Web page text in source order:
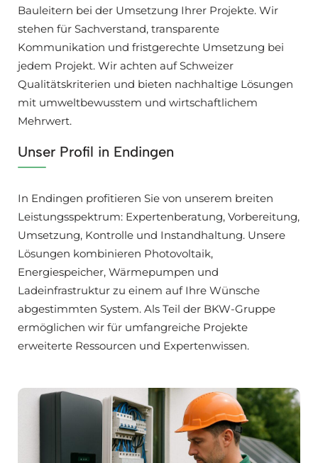
Bauleitern bei der Umsetzung Ihrer Projekte. Wir
stehen für Sachverstand, transparente
Kommunikation und fristgerechte Umsetzung bei
jedem Projekt. Wir achten auf Schweizer
Qualitätskriterien und bieten nachhaltige Lösungen
mit umweltbewusstem und wirtschaftlichem
Mehrwert.
Unser Profil in Endingen
In Endingen profitieren Sie von unserem breiten
Leistungsspektrum: Expertenberatung, Vorbereitung,
Umsetzung, Kontrolle und Instandhaltung. Unsere
Lösungen kombinieren Photovoltaik,
Energiespeicher, Wärmepumpen und
Ladeinfrastruktur zu einem auf Ihre Wünsche
abgestimmten System. Als Teil der BKW-Gruppe
ermöglichen wir für umfangreiche Projekte
erweiterte Ressourcen und Expertenwissen.